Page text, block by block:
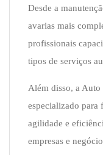
Desde a
avarias mais
profissionais
tipos de serviços
Além disso, a
especializado para
agilidade e
empresas e